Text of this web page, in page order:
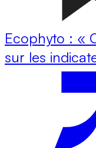
Ecophyto : «
sur les